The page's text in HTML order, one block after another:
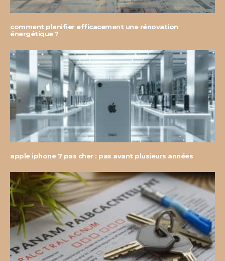
comment planifier efficacement une rénovation
énergétique ?
apple iphone 7 pas cher : pas avant plusieurs années